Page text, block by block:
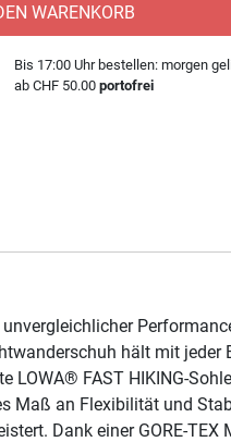
WARENKORB
Bis 17:00 Uhr bestellen: morgen
ab CHF 50.00portofrei
hält mit jeder
FAST HIKING-
an Flexibilität und
Dank einer GORE-